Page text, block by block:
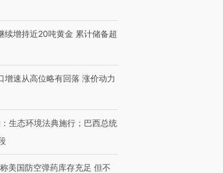
续增持近20吨黄金 累计储备超
增速从高位略有回落 涨价动力
生态环境法典施行；巴西总统
美国防空弹药库存充足 但不